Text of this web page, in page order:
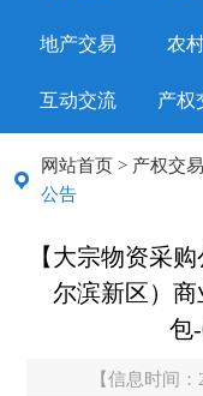
地产交易 农
互动交流 产权
网站首页 > 产权交易
公告
【大宗物资采
尔滨新区）
包
【信息时间